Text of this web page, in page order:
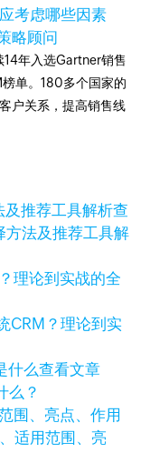
考虑哪些因素
略顾问
14年入选Gartner销售
单。180多个国家的
户关系，提高销售线
查
方法及推荐工具解
CRM？理论到实
查看文章
么？
适用范围、亮